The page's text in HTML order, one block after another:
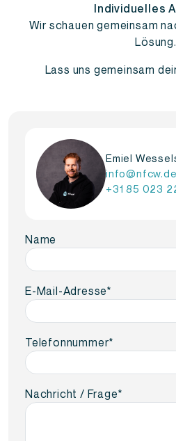
Individuelles
Wir schauen gemeinsam
Lösung.
Lass uns gemeinsam
Emiel
info@nfcw.de
+31 85 023
Name
E-Mail-Adresse*
Telefonnummer*
Nachricht / Frage*